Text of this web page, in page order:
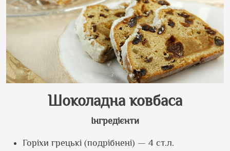
Шоколадна ковбаса
Інгредієнти
Горіхи грецькі (подрібнені) — 4 ст.л.